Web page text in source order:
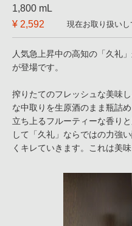
1,800 mL
¥ 2,592
現在お取り扱いし
人気急上昇中の高知の「久礼
が登場です。
搾りたてのフレッシュな美味
な中取りを生原酒のまま瓶詰
立ち上るフルーティーな香り
して「久礼」ならではの力強
くキレていきます。これは美味